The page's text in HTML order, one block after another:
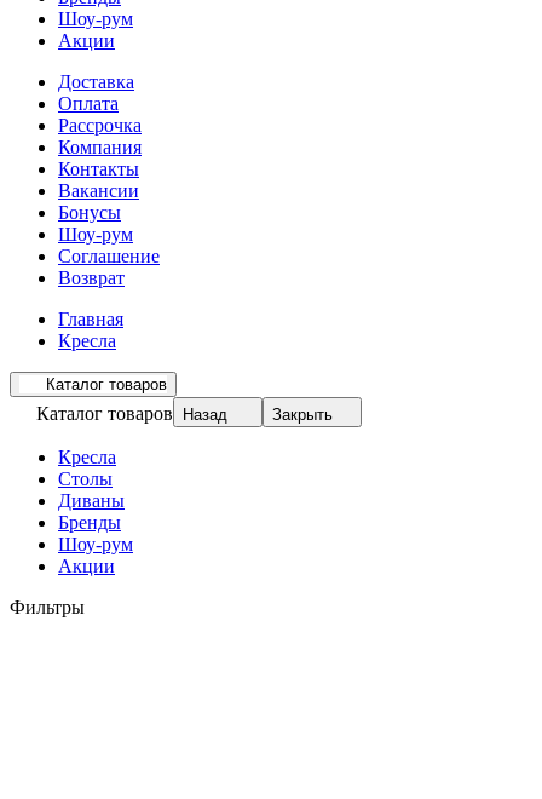
Шоу-рум
Акции
Доставка
Оплата
Рассрочка
Компания
Контакты
Вакансии
Бонусы
Шоу-рум
Соглашение
Возврат
Главная
Кресла
Каталог товаров
Каталог товаров Назад Закрыть
Кресла
Столы
Диваны
Бренды
Шоу-рум
Акции
Фильтры